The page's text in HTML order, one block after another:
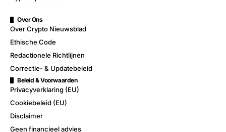
Over Ons
Over Crypto Nieuwsblad
Ethische Code
Redactionele Richtlijnen
Correctie- & Updatebeleid
Beleid & Voorwaarden
Privacyverklaring (EU)
Cookiebeleid (EU)
Disclaimer
Geen financieel advies